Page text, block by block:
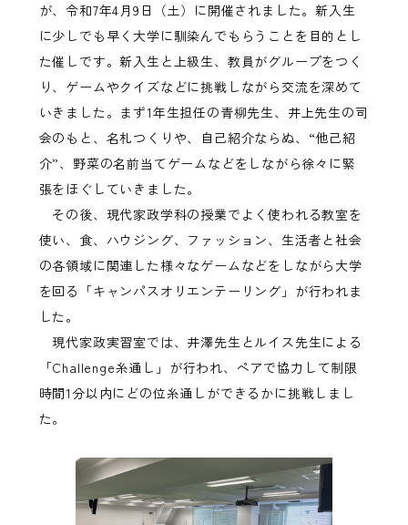
が、令和7年4月9日（土）に開催されました。新入生
に少しでも早く大学に馴染んでもらうことを目的とし
た催しです。新入生と上級生、教員がグループをつく
り、ゲームやクイズなどに挑戦しながら交流を深めて
いきました。まず1年生担任の青柳先生、井上先生の司
会のもと、名札つくりや、自己紹介ならぬ、“他己紹
介”、野菜の名前当てゲームなどをしながら徐々に緊
張をほぐしていきました。
その後、現代家政学科の授業でよく使われる教室を
使い、食、ハウジング、ファッション、生活者と社会
の各領域に関連した様々なゲームなどをしながら大学
を回る「キャンパスオリエンテーリング」が行われま
した。
現代家政実習室では、井澤先生とルイス先生による
「Challenge糸通し」が行われ、ペアで協力して制限
時間1分以内にどの位糸通しができるかに挑戦しまし
た。